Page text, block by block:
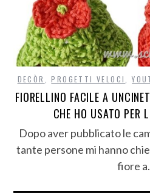
DECÒR ,PROGETTI VELOCI ,
FIORELLINO FACILE A
CHE HO USATO PER
Dopo aver pubblicato le
tante persone mi hanno
fiore